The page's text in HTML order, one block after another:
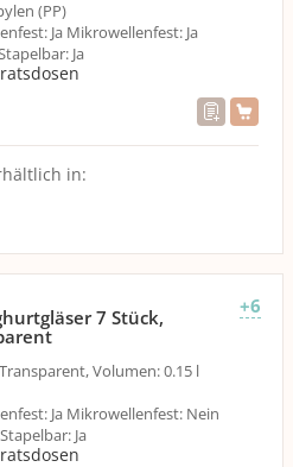
(PP)
Ja Mikrowellenfest: Ja
Ja
in:
+6
7 Stück,
Volumen: 0.15 l
Ja Mikrowellenfest: Nein
Ja